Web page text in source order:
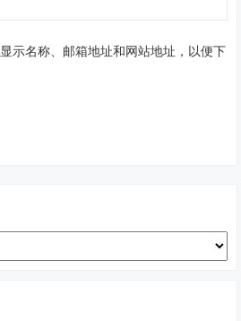
示名称、邮箱地址和网站地址，以便下